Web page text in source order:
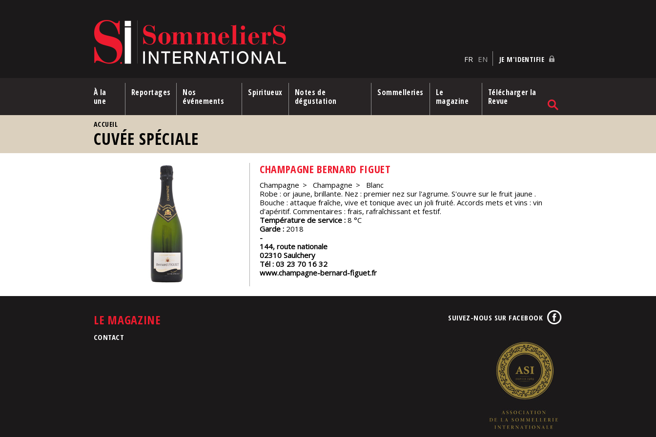
FR EN JE M'IDENTIFIE
À la
une
Reportages
Nos
événements
Spiritueux
Notes de
dégustation
Sommelleries
Le
magazine
Télécharger la
Revue
ACCUEIL
CUVÉE SPÉCIALE
CHAMPAGNE BERNARD FIGUET
Champagne Champagne
Blanc
Robe : or jaune, brillante. Nez : premier nez sur l'agrume. S'ouvre sur le fruit jaune .
Bouche : attaque fraîche, vive et tonique avec un joli fruité. Accords mets et vins : vin
d'apéritif. Commentaires : frais, rafraîchissant et festif.
Température de service : 8
Garde : 2018
144, route nationale
02310 Saulchery
Tél : 03 23 70 16 32
www.champagne-bernard-figuet.fr
LE MAGAZINE
CONTACT
SUIVEZ-NOUS SUR FACEBOOK